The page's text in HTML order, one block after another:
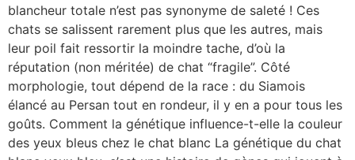
blancheur totale n’est pas synonyme de saleté ! Ces
chats se salissent rarement plus que les autres, mais
leur poil fait ressortir la moindre tache, d’où la
réputation (non méritée) de chat “fragile”. Côté
morphologie, tout dépend de la race : du Siamois
élancé au Persan tout en rondeur, il y en a pour tous les
goûts. Comment la génétique influence-t-elle la couleur
des yeux bleus chez le chat blanc La génétique du chat